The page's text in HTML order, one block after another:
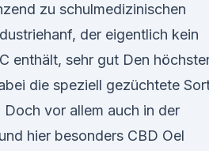
zu schulmedizinischen
der eigentlich kein
enthält, sehr gut Den
die speziell gezüchtete
Doch vor allem auch in der
hier besonders CBD Oel